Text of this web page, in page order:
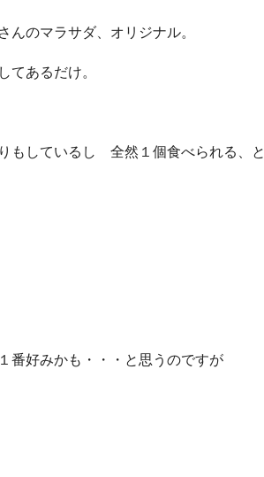
のマラサダ、オリジナル。
あるだけ。
もしているし 全然１個食べられる、
番好みかも・・・と思うのですが